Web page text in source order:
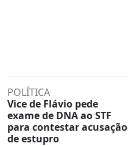
POLÍTICA
Vice de Flávio pede
exame de DNA ao STF
para contestar acusação
de estupro